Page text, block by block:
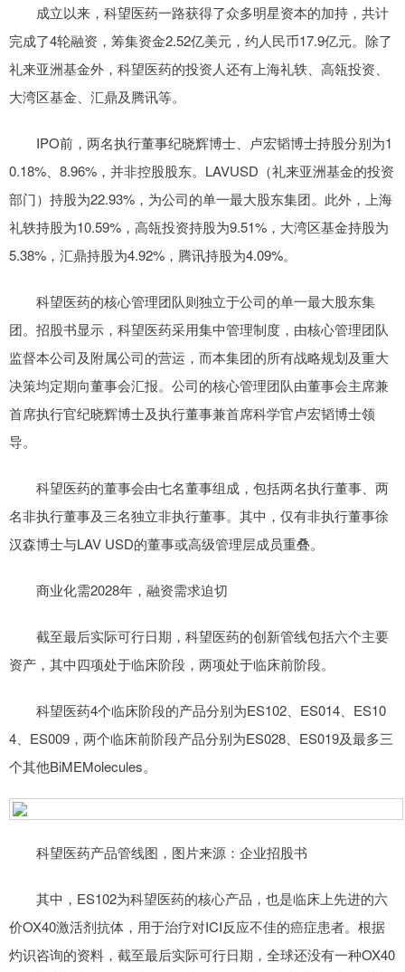
成立以来，科望医药一路获得了众多明星资本的加持，共计
完成了4轮融资，筹集资金2.52亿美元，约人民币17.9亿元。除了
礼来亚洲基金外，科望医药的投资人还有上海礼轶、高瓴投资、
大湾区基金、汇鼎及腾讯等。
IPO前，两名执行董事纪晓辉博士、卢宏韬博士持股分别为1
0.18%、8.96%，并非控股股东。LAVUSD（礼来亚洲基金的投资
部门）持股为22.93%，为公司的单一最大股东集团。此外，上海
礼轶持股为10.59%，高瓴投资持股为9.51%，大湾区基金持股为
5.38%，汇鼎持股为4.92%，腾讯持股为4.09%。
科望医药的核心管理团队则独立于公司的单一最大股东集
团。招股书显示，科望医药采用集中管理制度，由核心管理团队
监督本公司及附属公司的营运，而本集团的所有战略规划及重大
决策均定期向董事会汇报。公司的核心管理团队由董事会主席兼
首席执行官纪晓辉博士及执行董事兼首席科学官卢宏韬博士领
导。
科望医药的董事会由七名董事组成，包括两名执行董事、两
名非执行董事及三名独立非执行董事。其中，仅有非执行董事徐
汉森博士与LAV USD的董事或高级管理层成员重叠。
商业化需2028年，融资需求迫切
截至最后实际可行日期，科望医药的创新管线包括六个主要
资产，其中四项处于临床阶段，两项处于临床前阶段。
科望医药4个临床阶段的产品分别为ES102、ES014、ES10
4、ES009，两个临床前阶段产品分别为ES028、ES019及最多三
个其他BiMEMolecules。
科望医药产品管线图，图片来源：企业招股书
其中，ES102为科望医药的核心产品，也是临床上先进的六
价OX40激活剂抗体，用于治疗对ICI反应不佳的癌症患者。根据
灼识咨询的资料，截至最后实际可行日期，全球还没有一种OX40